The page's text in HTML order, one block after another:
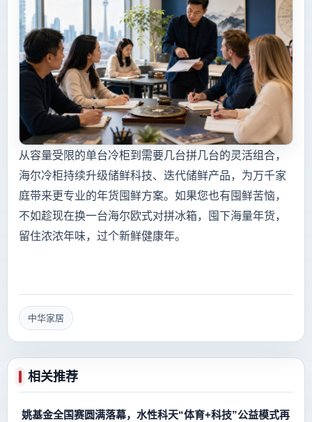
从容量受限的单台冷柜到需要几台拼几台的灵活组合，
海尔冷柜持续升级储鲜科技、迭代储鲜产品，为万千家
庭带来更专业的年货囤鲜方案。如果您也有囤鲜苦恼，
不如趁现在换一台海尔欧式对拼冰箱，囤下海量年货，
留住浓浓年味，过个新鲜健康年。
中华家居
相关推荐
姚基金全国赛圆满落幕，水性科天“体育+科技”公益模式再